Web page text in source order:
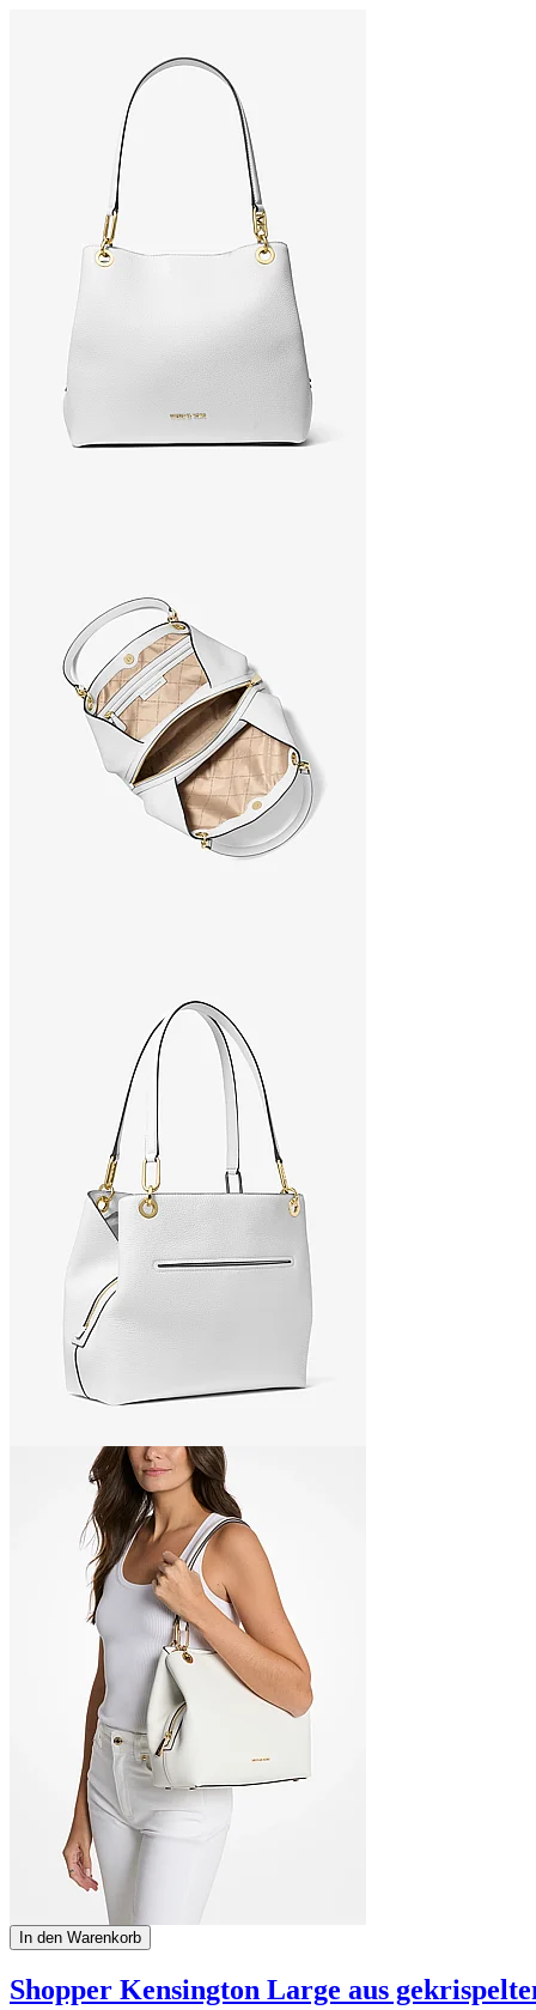
In den Warenkorb
Shopper Kensington Large aus